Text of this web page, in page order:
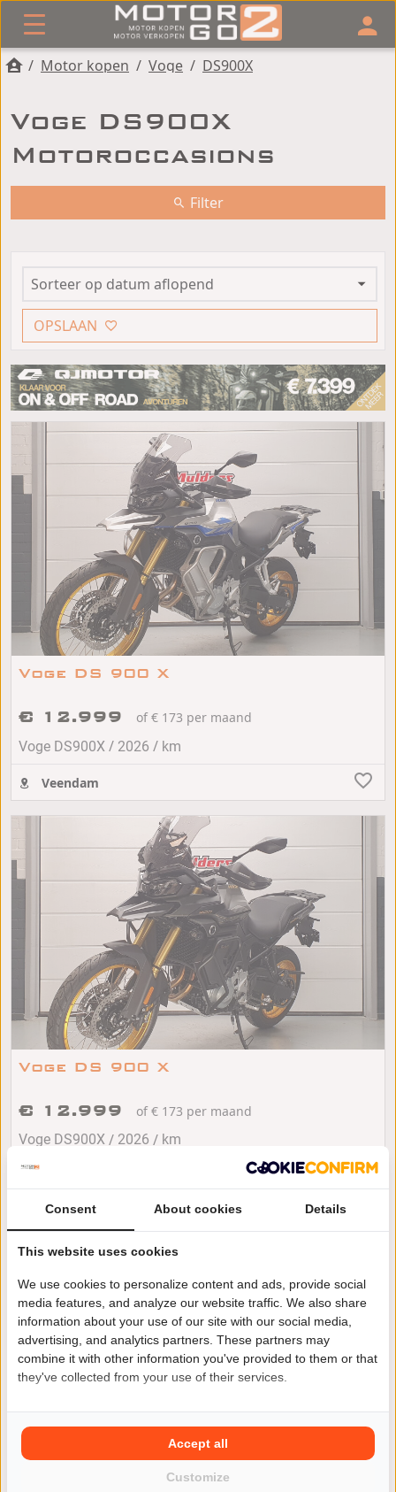
/ Motor kopen / Voge / DS900X
Voge DS900X
Motoroccasions
Filter
OPSLAAN
Voge DS 900 X
€ 12.999
of € 173 per maand
Voge DS900X / 2026 / km
Veendam
Voge DS 900 X
€ 12.999
of € 173 per maand
Voge DS900X / 2026 / km
Voge DS900X
Consent About cookies Details
This website uses cookies
We use cookies to personalize content and ads, provide social
media features, and analyze our website traffic. We also share
information about your use of our site with our social media,
advertising, and analytics partners. These partners may
combine it with other information you've provided to them or that
they've collected from your use of their services.
Customize
Accept all